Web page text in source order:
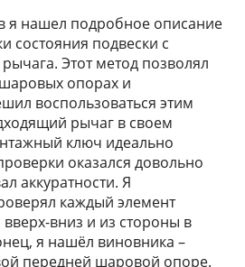
я нашел подробное описание
состояния подвески с
Этот метод позволял
опорах и
воспользоваться этим
рычаг в своем
ключ идеально
оказался довольно
аккуратности. Я
каждый элемент
вверх-вниз и из стороны в
я нашёл виновника –
передней шаровой опоре.